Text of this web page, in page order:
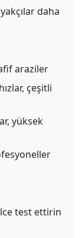
daha
araziler
çeşitli
yüksek
test ettirin